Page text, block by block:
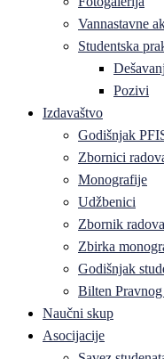
Vannastavne
Studentska
Pozivi
Izdavaštvo
Godišnjak
Zbornici
Monografije
Udžbenici
Zbornik
Zbirka
Godišnjak
Bilten
Naučni skup
Asocijacije